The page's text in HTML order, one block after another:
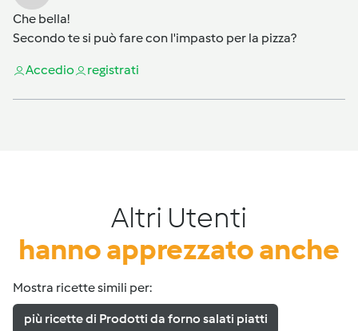
Che bella!
Secondo te si può fare con l'impasto per la pizza?
Accedio registrati
Altri Utenti
hanno apprezzato anche
Mostra ricette simili per:
più ricette di Prodotti da forno salati piatti